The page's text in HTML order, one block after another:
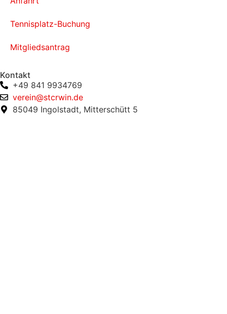
Tennisplatz-Buchung
Mitgliedsantrag
Kontakt
+49 841 9934769
verein@stcrwin.de
85049 Ingolstadt, Mitterschütt 5